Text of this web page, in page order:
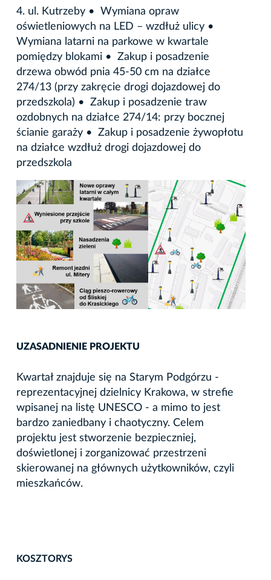
4. ul. Kutrzeby • Wymiana opraw
oświetleniowych na LED – wzdłuż ulicy •
Wymiana latarni na parkowe w kwartale
pomiędzy blokami • Zakup i posadzenie
drzewa obwód pnia 45-50 cm na działce
274/13 (przy zakręcie drogi dojazdowej do
przedszkola) • Zakup i posadzenie traw
ozdobnych na działce 274/14: przy bocznej
ścianie garaży • Zakup i posadzenie żywopłotu
na działce wzdłuż drogi dojazdowej do
przedszkola
UZASADNIENIE PROJEKTU
Kwartał znajduje się na Starym Podgórzu -
reprezentacyjnej dzielnicy Krakowa, w strefie
wpisanej na listę UNESCO - a mimo to jest
bardzo zaniedbany i chaotyczny. Celem
projektu jest stworzenie bezpieczniej,
doświetlonej i zorganizować przestrzeni
skierowanej na głównych użytkowników, czyli
mieszkańców.
KOSZTORYS